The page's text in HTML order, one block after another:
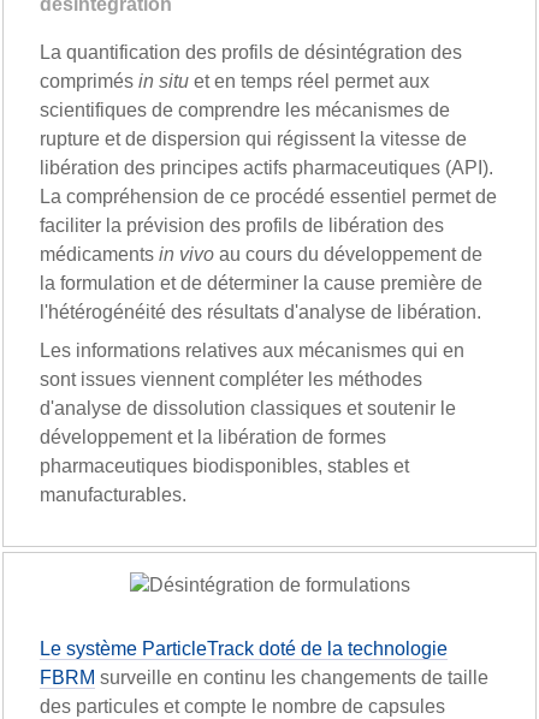
désintégration
La quantification des profils de désintégration des
comprimés in situ et en temps réel permet aux
scientifiques de comprendre les mécanismes de
rupture et de dispersion qui régissent la vitesse de
libération des principes actifs pharmaceutiques (API).
La compréhension de ce procédé essentiel permet de
faciliter la prévision des profils de libération des
médicaments in vivo au cours du développement de
la formulation et de déterminer la cause première de
l'hétérogénéité des résultats d'analyse de libération.
Les informations relatives aux mécanismes qui en
sont issues viennent compléter les méthodes
d'analyse de dissolution classiques et soutenir le
développement et la libération de formes
pharmaceutiques biodisponibles, stables et
manufacturables.
Le système ParticleTrack doté de la technologie
FBRM surveille en continu les changements de taille
des particules et compte le nombre de capsules